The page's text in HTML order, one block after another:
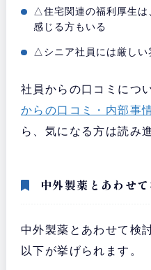
△住宅関連の福利厚生は
感じる方もいる
△シニア社員には厳しい
社員からの口コミにつ
からの口コミ・内部事
ら、気になる方は読み
中外製薬とあわせ
中外製薬とあわせて検
以下が挙げられます。